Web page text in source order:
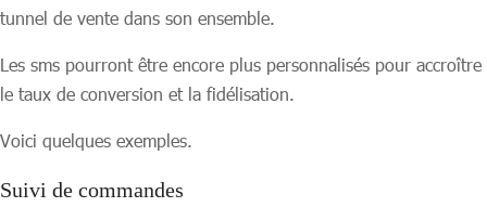
tunnel de vente dans son ensemble.
Les sms pourront être encore plus personnalisés pour accroître
le taux de conversion et la fidélisation.
Voici quelques exemples.
Suivi de commandes